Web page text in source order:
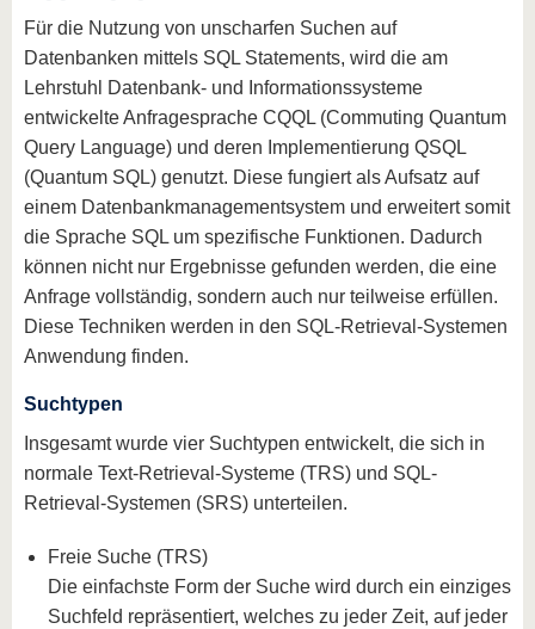
Für die Nutzung von unscharfen Suchen auf
Datenbanken mittels SQL Statements, wird die am
Lehrstuhl Datenbank- und Informationssysteme
entwickelte Anfragesprache CQQL (Commuting Quantum
Query Language) und deren Implementierung QSQL
(Quantum SQL) genutzt. Diese fungiert als Aufsatz auf
einem Datenbankmanagementsystem und erweitert somit
die Sprache SQL um spezifische Funktionen. Dadurch
können nicht nur Ergebnisse gefunden werden, die eine
Anfrage vollständig, sondern auch nur teilweise erfüllen.
Diese Techniken werden in den SQL-Retrieval-Systemen
Anwendung finden.
Suchtypen
Insgesamt wurde vier Suchtypen entwickelt, die sich in
normale Text-Retrieval-Systeme (TRS) und SQL-
Retrieval-Systemen (SRS) unterteilen.
Freie Suche (TRS)
Die einfachste Form der Suche wird durch ein einziges
Suchfeld repräsentiert, welches zu jeder Zeit, auf jeder